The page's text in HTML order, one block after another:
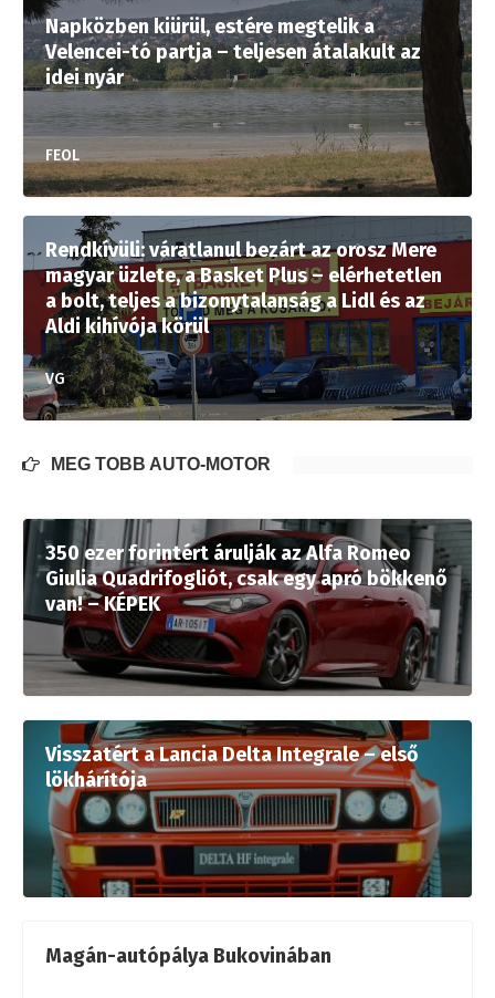
Napközben kiürül, estére megtelik a
Velencei-tó partja – teljesen átalakult az
idei nyár
FEOL
Rendkívüli: váratlanul bezárt az orosz Mere
magyar üzlete, a Basket Plus – elérhetetlen
a bolt, teljes a bizonytalanság a Lidl és az
Aldi kihívója körül
VG
MÉG TÖBB AUTÓ-MOTOR
350 ezer forintért árulják az Alfa Romeo
Giulia Quadrifogliót, csak egy apró bökkenő
van! – KÉPEK
Visszatért a Lancia Delta Integrale – első
lökhárítója
Magán-autópálya Bukovinában